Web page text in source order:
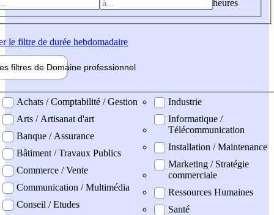
heures
le filtre de durée hebdomadaire
filtres de Domaine professionnel
professionel
Achats / Comptabilité / Gestion
Arts / Artisanat d'art
Banque / Assurance
Bâtiment / Travaux Publics
Commerce / Vente
Communication / Multimédia
Conseil / Etudes
Industrie
Informatique /
Télécommunication
Installation / Maintenance
Marketing / Stratégie
commerciale
Ressources Humaines
Santé